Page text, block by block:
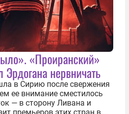
«Проиранский»
Эрдогана нервничать
в Сирию после свержения
ее внимание сместилось
— в сторону Ливана и